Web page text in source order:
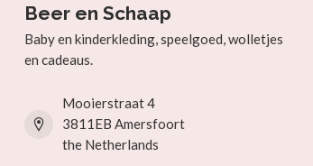
Beer en Schaap
Baby en kinderkleding, speelgoed, wolletjes
en cadeaus.
Mooierstraat 4
3811EB Amersfoort
the Netherlands